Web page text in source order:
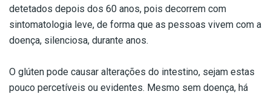
detetados depois dos 60 anos, pois decorrem com
sintomatologia leve, de forma que as pessoas vivem com a
doença, silenciosa, durante anos.
O glúten pode causar alterações do intestino, sejam estas
pouco percetíveis ou evidentes. Mesmo sem doença, há